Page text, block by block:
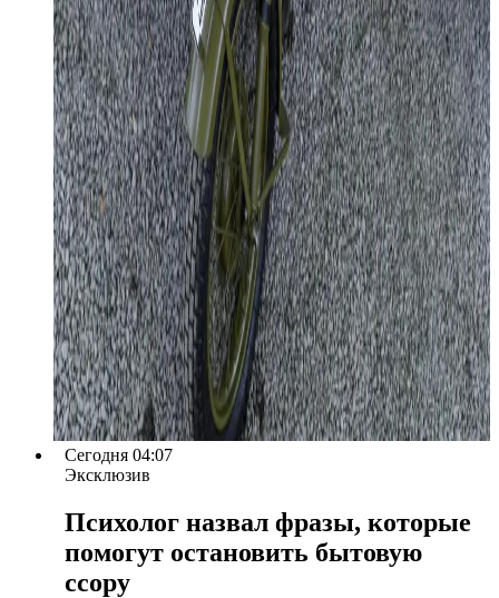
Сегодня 04:07
Эксклюзив
Психолог назвал фразы, которые
помогут остановить бытовую
ссору